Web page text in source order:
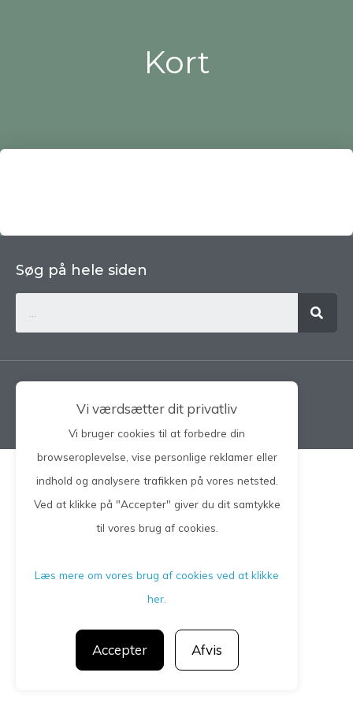
Kort
Søg på hele siden
CGM 2021 ©​ | All Rights Reserved
Vi værdsætter dit privatliv
Vi bruger cookies til at forbedre din
browseroplevelse, vise personlige reklamer eller
indhold og analysere trafikken på vores netsted.
Ved at klikke på "Accepter" giver du dit samtykke
til vores brug af cookies.
Læs mere om vores brug af cookies ved at klikke
her.
Accepter Afvis